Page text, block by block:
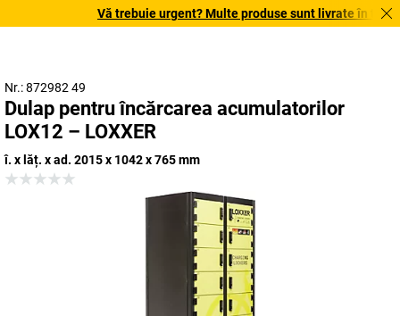
Vă trebuie urgent? Multe produse sunt livrate în
Nr.: 872982 49
Dulap pentru încărcarea acumulatorilor
LOX12 – LOXXER
î. x lăț. x ad. 2015 x 1042 x 765 mm